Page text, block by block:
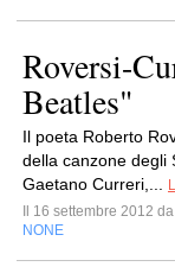
Roversi-
Beatles"
Il poeta Roberto
della canzone degli
Gaetano Curreri,...
Il 16 settembre 2012 da
NONE